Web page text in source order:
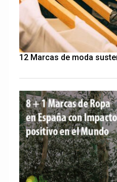
12 Marcas de moda